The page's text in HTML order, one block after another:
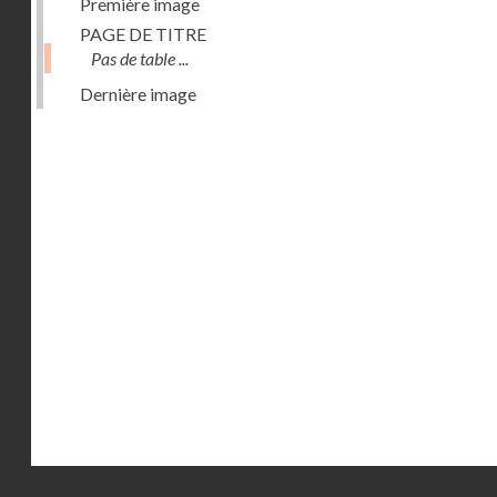
PAGE DE TITRE
Pas de table ...
Dernière image